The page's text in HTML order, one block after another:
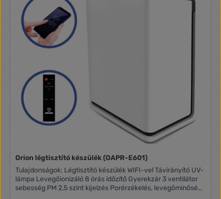
Orion légtisztító készülék (OAPR-E601)
Tulajdonságok: Légtisztító készülék WIFI-vel Távirányító UV-
lámpa Levegőionizáló 8 órás időzítő Gyerekzár 3 ventilátor
sebesség PM 2,5 szint kijelzés Porérzékelés, levegőminőség